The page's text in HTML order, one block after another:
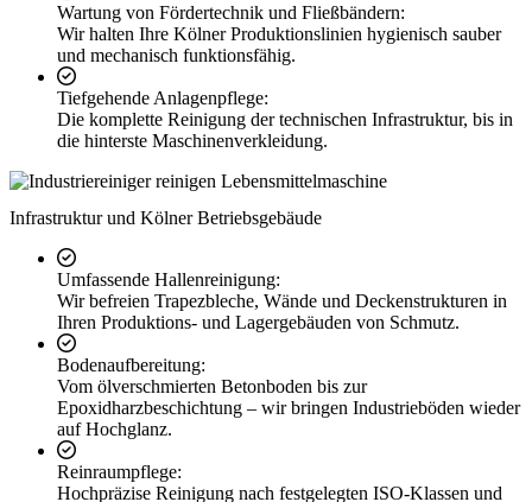
Wartung von Fördertechnik und Fließbändern:
Wir halten Ihre Kölner Produktionslinien hygienisch sauber
und mechanisch funktionsfähig.
Tiefgehende Anlagenpflege:
Die komplette Reinigung der technischen Infrastruktur, bis in
die hinterste Maschinenverkleidung.
Infrastruktur und Kölner Betriebsgebäude
Umfassende Hallenreinigung:
Wir befreien Trapezbleche, Wände und Deckenstrukturen in
Ihren Produktions- und Lagergebäuden von Schmutz.
Bodenaufbereitung:
Vom ölverschmierten Betonboden bis zur
Epoxidharzbeschichtung – wir bringen Industrieböden wieder
auf Hochglanz.
Reinraumpflege:
Hochpräzise Reinigung nach festgelegten ISO-Klassen und